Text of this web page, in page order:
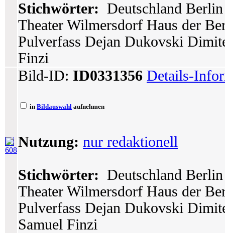
Stichwörter: Deutschland
Theater Wilmersdorf Haus der
Pulverfass Dejan Dukovski
Finzi
608
Bild-ID: ID0331356 Details-
in Bildauswahl aufnehmen
Nutzung: nur redaktionell
Stichwörter: Deutschland
Theater Wilmersdorf Haus der
Pulverfass Dejan Dukovski
Samuel Finzi